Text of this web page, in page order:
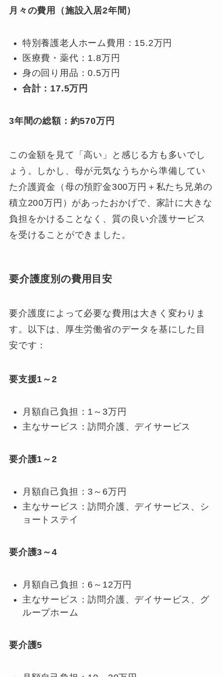
月々の費用（施設入居2年間）
特別養護老人ホーム費用：15.2万円
医療費・薬代：1.8万円
身の回り用品：0.5万円
合計：17.5万円
3年間の総額：約570万円
この金額を見て「高い」と感じる方も多いでし
ょう。しかし、母が元気なうちから準備してい
た介護資金（母の預貯金300万円＋私たち兄弟の
積立200万円）があったおかげで、家計に大きな
負担をかけることなく、質の良い介護サービス
を受けることができました。
要介護度別の費用目安
要介護度によって必要な費用は大きく変わりま
す。以下は、厚生労働省のデータを基にした目
安です：
要支援1～2
月額自己負担：1～3万円
主なサービス：訪問介護、デイサービス
要介護1～2
月額自己負担：3～6万円
主なサービス：訪問介護、デイサービス、シ
ョートステイ
要介護3～4
月額自己負担：6～12万円
主なサービス：訪問介護、デイサービス、グ
ループホーム
要介護5